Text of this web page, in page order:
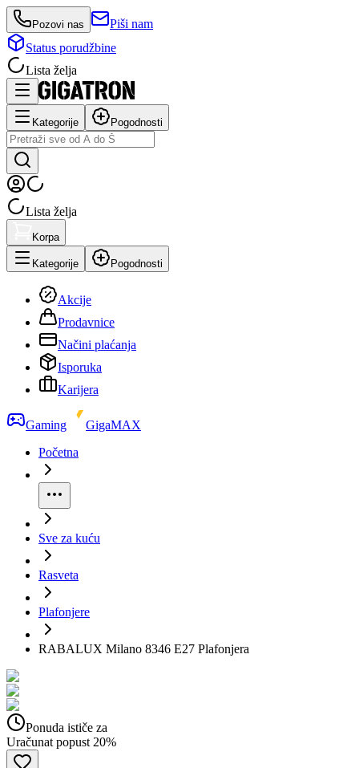
Pozovi nas
Piši nam
Status porudžbine
Lista želja
Kategorije Pogodnosti
Lista želja
Korpa
Kategorije Pogodnosti
Akcije
Prodavnice
Načini plaćanja
Isporuka
Karijera
Gaming
GigaMAX
Početna
Sve za kuću
Rasveta
Plafonjere
RABALUX Milano 8346 E27 Plafonjera
Ponuda ističe za
Uračunat popust 20%